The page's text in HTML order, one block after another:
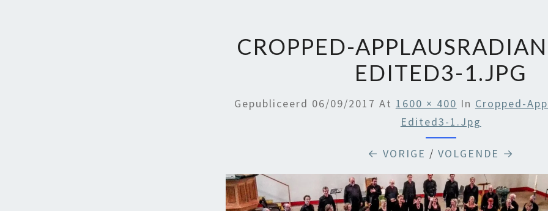
CROPPED-
EDITED3-1.JPG
Gepubliceerd 06/09/2017 At 1600 × 400 In Cropped-
Edited3-1.jpg
← VORIGE / VOLGENDE →